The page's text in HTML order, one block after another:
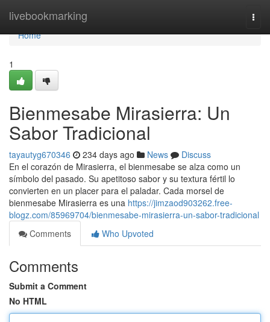
livebookmarking
Home
Home
1
Bienmesabe Mirasierra: Un
Sabor Tradicional
tayautyg670346 234 days ago News
Discuss
En el corazón de Mirasierra, el bienmesabe se alza como un
símbolo del pasado. Su apetitoso sabor y su textura fértil lo
convierten en un placer para el paladar. Cada morsel de
bienmesabe Mirasierra es una https://jimzaod903262.free-
blogz.com/85969704/bienmesabe-mirasierra-un-sabor-tradicional
Comments
Who Upvoted
Comments
Submit a Comment
No HTML